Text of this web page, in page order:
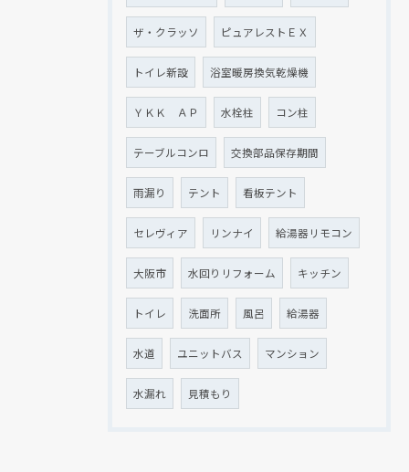
ザ・クラッソ ピュアレストＥＸ
トイレ新設 浴室暖房換気乾燥機
ＹＫＫ ＡＰ 水栓柱 コン柱
テーブルコンロ 交換部品保存期間
雨漏り テント 看板テント
セレヴィア リンナイ 給湯器リモコン
大阪市 水回りリフォーム キッチン
トイレ 洗面所 風呂 給湯器
水道 ユニットバス マンション
水漏れ 見積もり